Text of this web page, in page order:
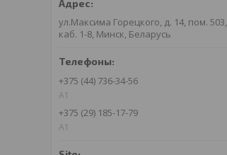
ул.Максима Горецкого, д. 14, пом. 503,
каб. 1-8, Минск, Беларусь
+375 (44) 736-34-56
A1
+375 (29) 185-17-79
A1